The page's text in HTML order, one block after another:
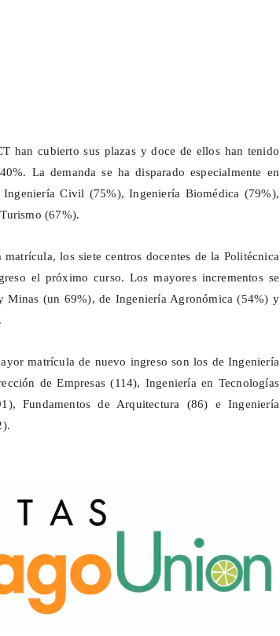
han cubierto sus plazas y doce de ellos han tenido
La demanda se ha disparado especialmente en
Civil (75%), Ingeniería Biomédica (79%),
(67%).
los siete centros docentes de la Politécnica
el próximo curso. Los mayores incrementos se
Minas (un 69%), de Ingeniería Agronómica (54%) y
matrícula de nuevo ingreso son los de Ingeniería
de Empresas (114), Ingeniería en Tecnologías
Fundamentos de Arquitectura (86) e Ingeniería